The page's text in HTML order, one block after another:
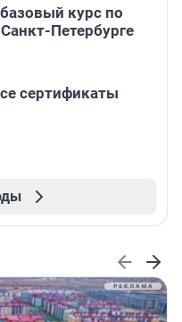
курс по
Петербурге
сертификаты